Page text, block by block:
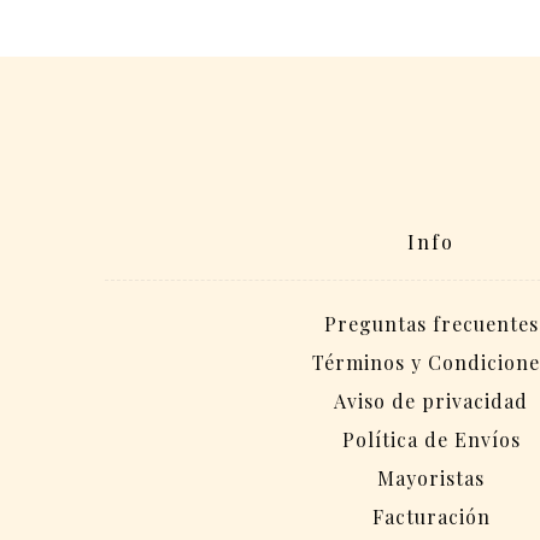
Info
Preguntas frecuentes
Términos y
Aviso de privacidad
Política de Envíos
Mayoristas
Facturación